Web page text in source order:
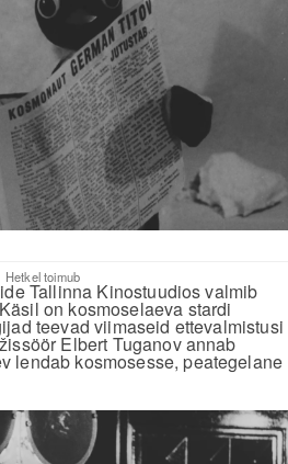
Hetkel toimub
Tallinna Kinostuudios valmib
on kosmoselaeva stardi
teevad viimaseid ettevalmistusi
Elbert Tuganov annab
lendab kosmosesse, peategelane